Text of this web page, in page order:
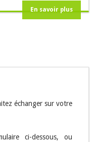
En savoir plus
échanger sur votre
ci-dessous, ou